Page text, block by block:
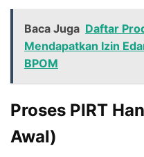
Baca Juga Daftar
Mendapatkan Izin
BPOM
Proses PIRT
Awal)